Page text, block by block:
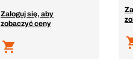
Zaloguj się, aby
zobaczyć ceny